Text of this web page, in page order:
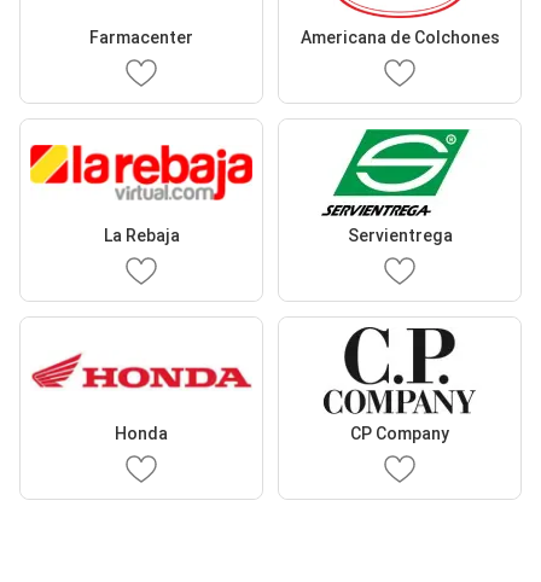
Farmacenter Americana de Colchones
La Rebaja Servientrega
Honda CP Company